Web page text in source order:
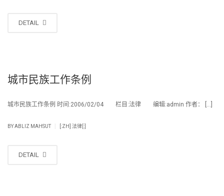
DETAIL
城市民族工作条例
城市民族工作条例 时间:2006/02/04 栏目:法律 编辑:admin 作者： […]
BYABLIZ MAHSUT [:ZH] 法律[:]
DETAIL